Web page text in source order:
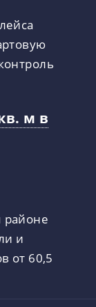
м в
и
от 60,5